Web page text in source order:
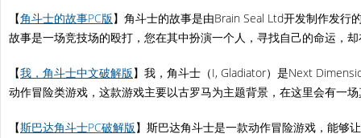
【角斗士的故事PC版】角斗士的故事是由Brain Seal Ltd开发制作发行
故事是一场竞技场的殴打，您在其中扮演一个人，寻找自己的命运，
【我，角斗士中文破解版】我，角斗士（I, Gladiator）是Next
动作冒险类游戏，这款游戏主要以古罗马为主题背景，在这里会有一
【斯巴达角斗士PC破解版】斯巴达角斗士是一款动作冒险游戏，能够